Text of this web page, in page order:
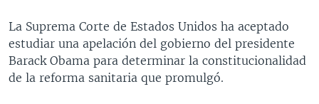
PERÚ
ECUADOR
GUATEMALA
HONDURAS
LIBERTAD DE PRENSA
MUNDO
ESPECIALES DE LA VOA
LIBERTAD DE PRENSA
UCRANIA
La Suprema Corte de Estados Unidos ha aceptado
estudiar una apelación del gobierno del presidente
Barack Obama para determinar la constitucionalidad
de la reforma sanitaria que promulgó.